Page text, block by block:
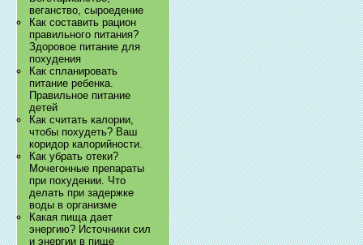
веганство, сыроедение
Как составить рацион
правильного питания?
Здоровое питание для
похудения
Как спланировать
питание ребенка.
Правильное питание
детей
Как считать калории,
чтобы похудеть? Ваш
коридор калорийности.
Как убрать отеки?
Мочегонные препараты
при похудении. Что
делать при задержке
воды в организме
Какая пища дает
энергию? Источники сил
и энергии в пище